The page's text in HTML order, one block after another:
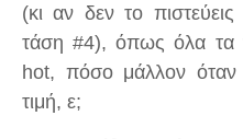
(κι αν δεν το
τάση #4), όπως όλα τα
hot, πόσο μάλλον όταν
τιμή, ε;